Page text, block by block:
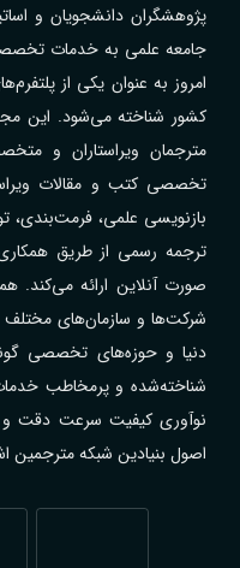
پژوهشگران دانشجویان و
جامعه علمی به خدمات
امروز به عنوان یکی از
کشور شناخته می‌شود. این
مترجمان ویراستاران و
تخصصی کتب و مقالات
بازنویسی علمی، فرمت‌بندی،
ترجمه رسمی از طریق
صورت آنلاین ارائه می‌کند.
دنیا و حوزه‌های تخصصی
شناخته‌شده و پرمخاطب
نوآوری کیفیت سرعت دقت و
اصول بنیادین شبکه مترجمین